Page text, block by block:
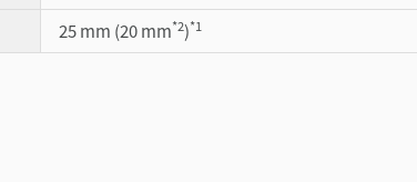
25 mm (20 mm*2)*1